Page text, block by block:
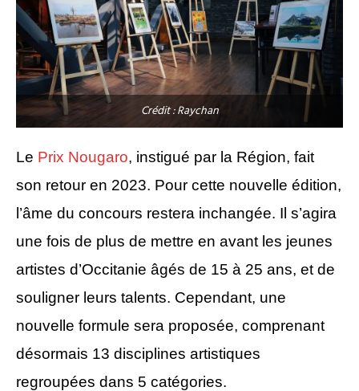
Crédit : Raychan
Le Prix Nougaro, instigué par la Région, fait
son retour en 2023. Pour cette nouvelle édition,
l’âme du concours restera inchangée. Il s’agira
une fois de plus de mettre en avant les jeunes
artistes d’Occitanie âgés de 15 à 25 ans, et de
souligner leurs talents. Cependant, une
nouvelle formule sera proposée, comprenant
désormais 13 disciplines artistiques
regroupées dans 5 catégories.